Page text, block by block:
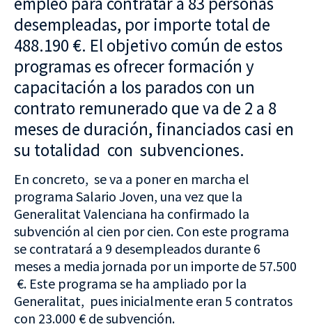
desempleadas, por importe total de
488.190 €. El objetivo común de estos
programas es ofrecer formación y
capacitación a los parados con un
contrato remunerado que va de 2 a 8
meses de duración, financiados casi en
su totalidad con subvenciones.
En concreto, se va a poner en marcha el
programa Salario Joven, una vez que la
Generalitat Valenciana ha confirmado la
subvención al cien por cien. Con este programa
se contratará a 9 desempleados durante 6
meses a media jornada por un importe de 57.500
€. Este programa se ha ampliado por la
Generalitat, pues inicialmente eran 5 contratos
con 23.000 € de subvención.